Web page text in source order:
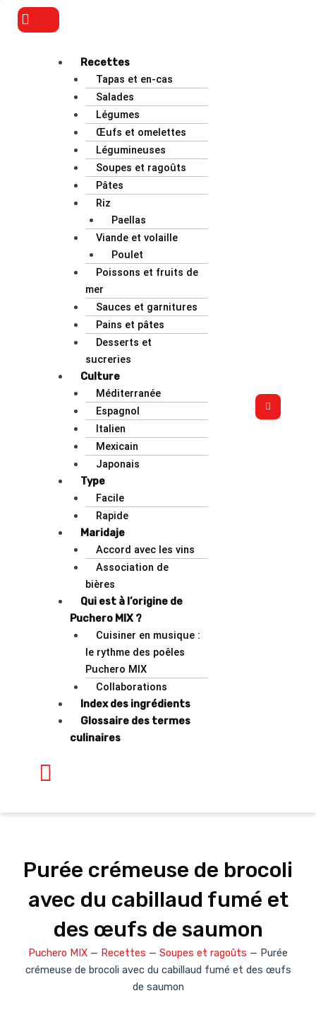
Aller
Flyout
Menu
Recettes
Tapas et en-cas
Salades
Légumes
Œufs et omelettes
Légumineuses
Soupes et ragoûts
Pâtes
Riz
Paellas
Viande et volaille
Poulet
Poissons et fruits de
mer
Sauces et garnitures
Pains et pâtes
Desserts et
sucreries
Culture
Méditerranée
Espagnol
Italien
Mexicain
Japonais
Type
Facile
Rapide
Maridaje
Accord avec les vins
Association de
bières
Qui est à l’origine de
Puchero MIX ?
Cuisiner en musique :
le rythme des poêles
Puchero MIX
Collaborations
Index des ingrédients
Glossaire des termes
culinaires
Purée crémeuse de brocoli
avec du cabillaud fumé et
des œufs de saumon
Puchero MIX — Recettes — Soupes et ragoûts — Purée
crémeuse de brocoli avec du cabillaud fumé et des œufs
de saumon